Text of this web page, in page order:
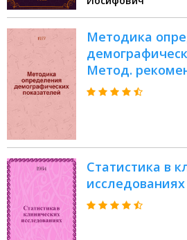
Методика
Метод.
Статистика в